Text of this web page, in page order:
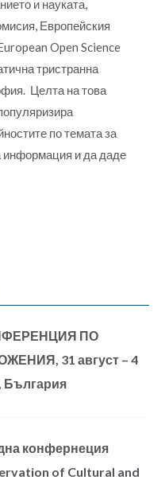
и науката,
Европейския
Open Science
тристранна
Целта на това
по темата за
информация и да даде
ПО
31 август – 4
България
конфернеция
of Cultural and